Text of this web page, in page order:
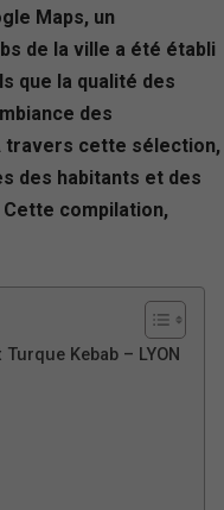
Maps, un
de la ville a été établi
que la qualité des
des
travers cette sélection,
des habitants et des
compilation,
Kebab – LYON